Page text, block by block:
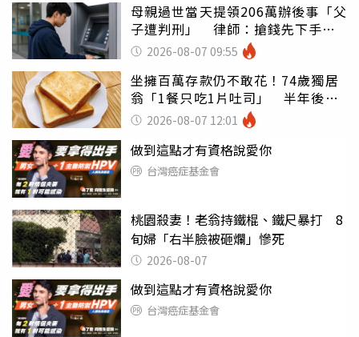
母親過世當天提領206萬辦後事「父
子遭判刑」 律師：搶錢先下手是
罪 2026-08-07 09:55
坐擁百萬存款仍不敢花！74歲獨居
翁「1餐只吃1片吐司」 半年後暴
瘦嚇壞女兒
2026-08-07 12:01
做到這點才有資格說愛你
台灣癌症基金會
桃園殺妻！老翁持鐵棍、鐵尺暴打 8
旬婦「右半臉被砸爛」慘死
2026-08-07
做到這點才有資格說愛你
台灣癌症基金會